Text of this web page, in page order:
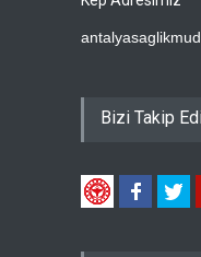
Bizi Takip